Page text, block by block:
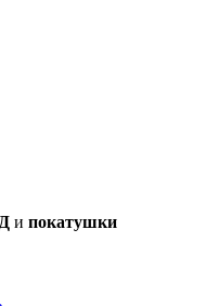
и покатушки